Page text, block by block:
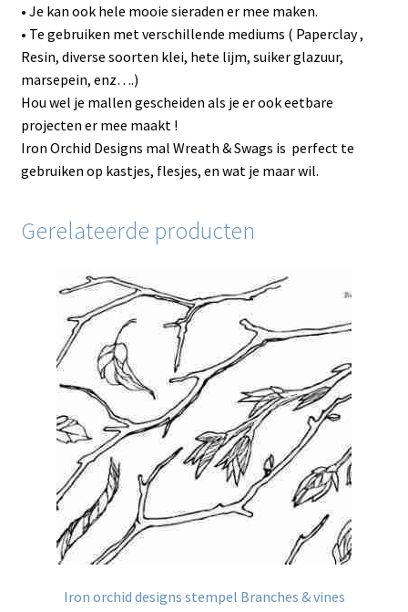
• Je kan ook hele mooie sieraden er mee maken.
• Te gebruiken met verschillende mediums ( Paperclay ,
Resin, diverse soorten klei, hete lijm, suiker glazuur,
marsepein, enz….)
Hou wel je mallen gescheiden als je er ook eetbare
projecten er mee maakt !
Iron Orchid Designs mal Wreath & Swags is perfect te
gebruiken op kastjes, flesjes, en wat je maar wil.
Gerelateerde producten
Iron orchid designs stempel Branches & vines